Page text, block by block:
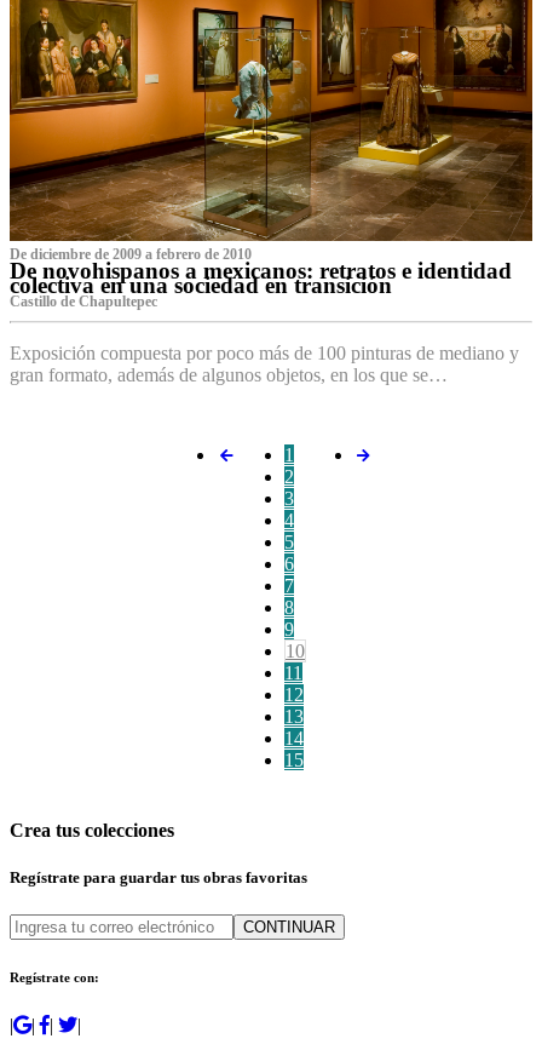
De diciembre de 2009 a febrero de 2010
De novohispanos a mexicanos: retratos e identidad
colectiva en una sociedad en transición
Castillo de Chapultepec
Exposición compuesta por poco más de 100 pinturas de mediano y
gran formato, además de algunos objetos, en los que se…
1
2
3
4
5
6
7
8
9
10
11
12
13
14
15
Crea tus colecciones
Regístrate para guardar tus obras favoritas
CONTINUAR
Regístrate con:
| | | |